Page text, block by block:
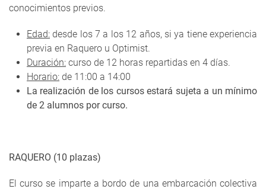
conocimientos previos.
Edad: desde los 7 a los 12 años, si ya tiene experiencia
previa en Raquero u Optimist.
Duración: curso de 12 horas repartidas en 4 días.
Horario: de 11:00 a 14:00
La realización de los cursos estará sujeta a un mínimo
de 2 alumnos por curso.
RAQUERO (10 plazas)
El curso se imparte a bordo de una embarcación colectiva